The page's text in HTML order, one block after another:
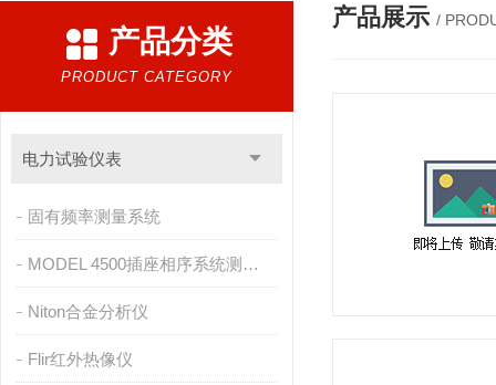
产品分类
PRODUCT CATEGORY
电力试验仪表
固有频率测量系统
MODEL 4500插座相序系统测试仪
Niton合金分析仪
Flir红外热像仪
产品展示 /